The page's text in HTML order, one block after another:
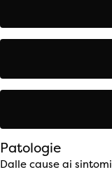
Patologie
Dalle cause ai